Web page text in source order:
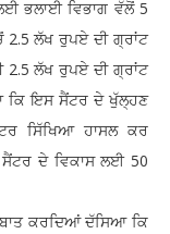
ਭਲਾਈ ਵਿਭਾਗ ਵੱਲੋਂ 5
ਲੱਖ ਰੁਪਏ ਦੀ ਗ੍ਰਾਂਟ
2.5 ਲੱਖ ਰੁਪਏ ਦੀ ਗ੍ਰਾਂਟ
ਕਿ ਇਸ ਸੈਂਟਰ ਦੇ ਖੁੱਲ੍ਹਣ
ਸਿੱਖਿਆ ਹਾਸਲ ਕਰ
ਦੇ ਵਿਕਾਸ ਲਈ 50
ਕਰਦਿਆਂ ਦੱਸਿਆ ਕਿ